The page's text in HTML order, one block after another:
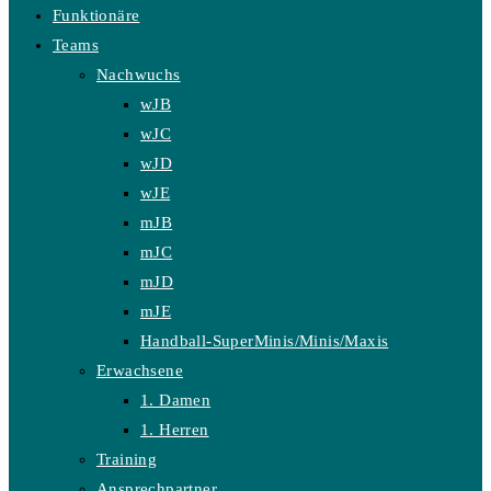
Funktionäre
Teams
Nachwuchs
wJB
wJC
wJD
wJE
mJB
mJC
mJD
mJE
Handball-SuperMinis/Minis/Maxis
Erwachsene
1. Damen
1. Herren
Training